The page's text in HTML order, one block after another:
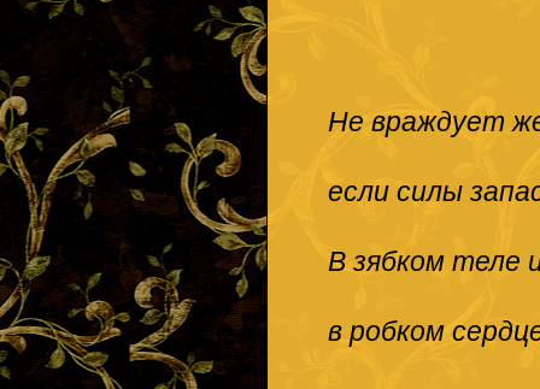
Не враждует
если силы
В зябком теле
в робком